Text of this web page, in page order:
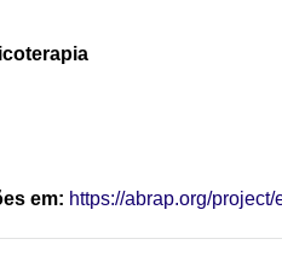
em: https://abrap.org/